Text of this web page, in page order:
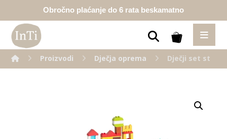
Obročno plaćanje do 6 rata beskamatno
Proizvodi Dječja oprema Dječji set stol